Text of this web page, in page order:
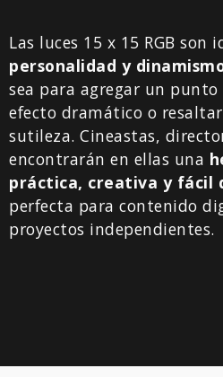
Las luces 15 x 15 RGB son
personalidad y
sea para agregar un
efecto dramático o
sutileza. Cineastas,
encontrarán en ellas una
práctica, creativa y fácil
perfecta para contenido
proyectos independientes.